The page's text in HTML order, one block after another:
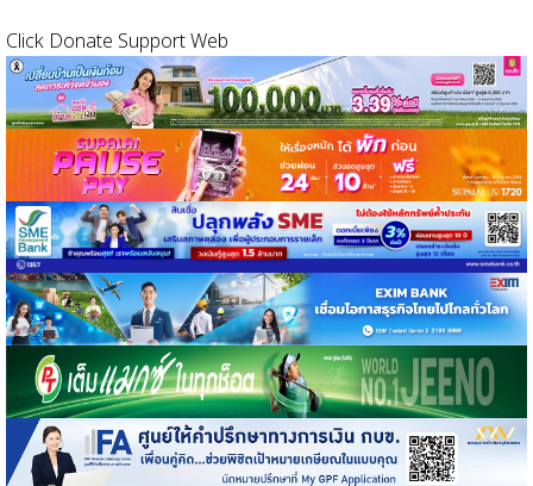
Click Donate Support Web